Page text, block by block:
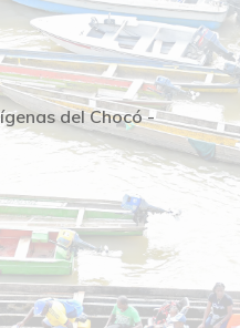
del Chocó -